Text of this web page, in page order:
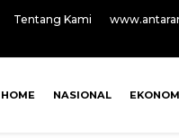
Tentang Kami
HOME NASIONAL